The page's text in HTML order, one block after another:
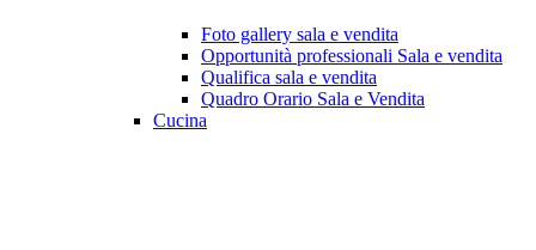
Foto gallery sala e vendita
Opportunità professionali Sala e vendita
Qualifica sala e vendita
Quadro Orario Sala e Vendita
Cucina